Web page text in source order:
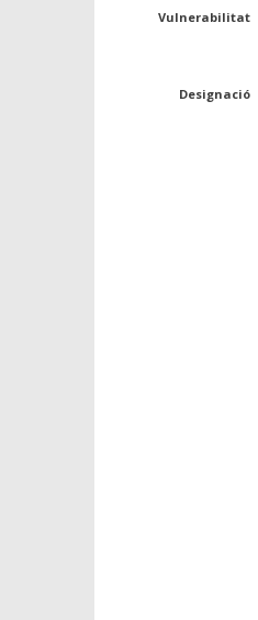
Vulnerabilitat
Designació